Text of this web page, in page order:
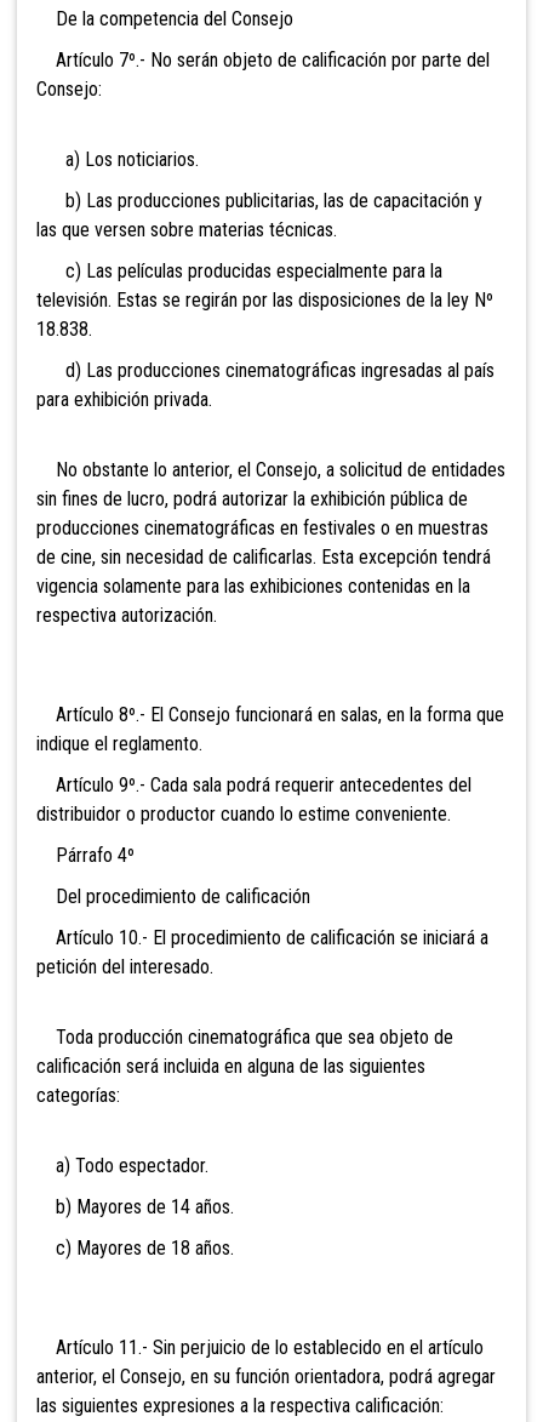
De la competencia del Consejo
Artículo 7º.- No serán objeto de calificación por parte del
Consejo:
a) Los noticiarios.
b) Las producciones publicitarias, las de capacitación y
las que versen sobre materias técnicas.
c) Las películas producidas especialmente para la
televisión. Estas se regirán por las disposiciones de la ley Nº
18.838.
d) Las producciones cinematográficas ingresadas al país
para exhibición privada.
No obstante lo anterior, el Consejo, a solicitud de entidades
sin fines de lucro, podrá autorizar la exhibición pública de
producciones cinematográficas en festivales o en muestras
de cine, sin necesidad de calificarlas. Esta excepción tendrá
vigencia solamente para las exhibiciones contenidas en la
respectiva autorización.
Artículo 8º.- El Consejo funcionará en salas, en la forma que
indique el reglamento.
Artículo 9º.- Cada sala podrá requerir antecedentes del
distribuidor o productor cuando lo estime conveniente.
Párrafo 4º
Del procedimiento de calificación
Artículo 10.- El procedimiento de calificación se iniciará a
petición del interesado.
Toda producción cinematográfica que sea objeto de
calificación será incluida en alguna de las siguientes
categorías:
a) Todo espectador.
b) Mayores de 14 años.
c) Mayores de 18 años.
Artículo 11.- Sin perjuicio de lo establecido en el artículo
anterior, el Consejo, en su función orientadora, podrá agregar
las siguientes expresiones a la respectiva calificación: